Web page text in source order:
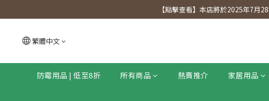
【點擊查看】會員專享
【點擊查看】本店將於2025年7月
繁體中文
防霉用品 | 低至8折 所有商品 熱賣推介 家居用品